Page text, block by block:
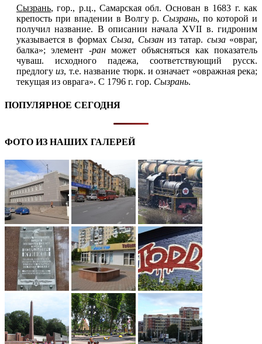
Сызрань, гор., р.ц., Самарская обл. Основан в 1683 г. как
крепость при впадении в Волгу р. Сызрань, по которой и
получил название. В описании начала XVII в. гидроним
указывается в формах Сыза, Сызаниз татар. сыза«овраг,
балка»; элемент -ранможет объясняться как показатель
чуваш. исходного падежа, соответствующий русск.
предлогуиз, т.е. название тюрк. и означает «овражная река;
текущая из оврага». С 1796 г. гор. Сызрань.
ПОПУЛЯРНОЕ СЕГОДНЯ
ФОТО ИЗ НАШИХ ГАЛЕРЕЙ